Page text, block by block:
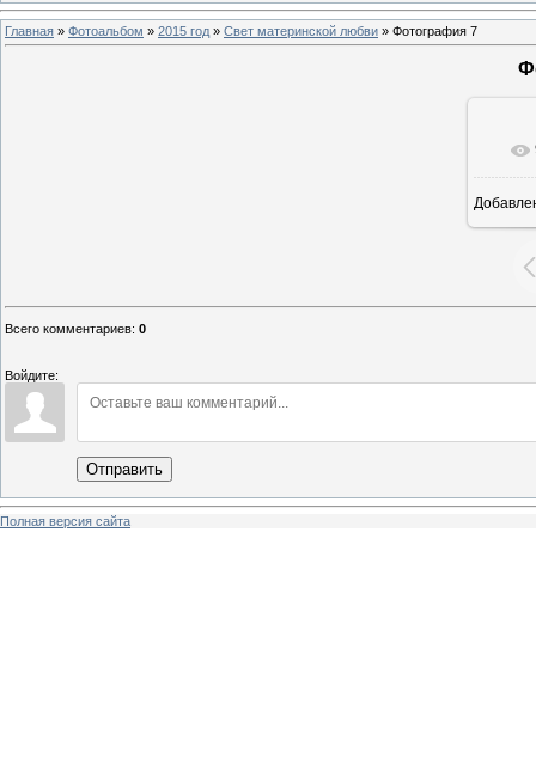
Главная » Фотоальбом » 2015 год » Свет материнской любви » Фотография 7
Всего комментариев: 0
Войдите:
Отправить
Полная версия сайта